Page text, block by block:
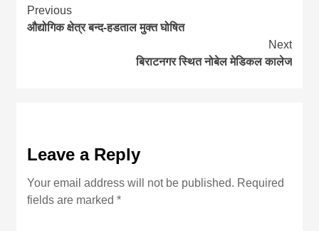
Continue
Reading
Previous
औद्योगिक क्षेत्र बन्द-हडताल मुक्त घोषित
Next
बिराटनगर स्थित नोबेल मेडिकल कालेज
Leave a Reply
Your email address will not be published. Required
fields are marked*